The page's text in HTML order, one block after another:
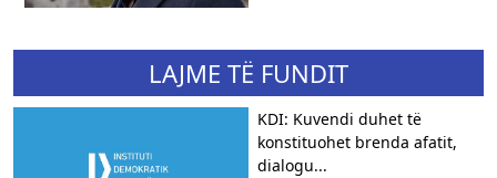
LAJME TË FUNDIT
KDI: Kuvendi duhet të
konstituohet brenda afatit,
dialogu...